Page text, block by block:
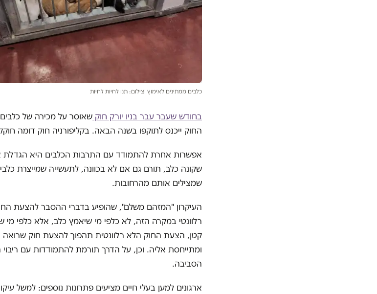
כלבים ממתינים לאימוץ |צילום: תנו לחיות לחיות
בחודש שעבר עבר בניו יורק חוק שאוסר על מכירה של
החוק ייכנס לתוקפו בשנה הבאה. בקליפורניה חוק דומה חוקק
אפשרות אחרת להתמודד עם התרבות הכלבים היא הגדלת
שקונה כלב, תורם גם אם לא בכוונה, לתעשייה שמייצרת
שמצילים אותם מהרחובות.
העיקרון "המזהם משלם", שהופיע בדברי ההסבר להצעת
רלוונטי במקרה הזה, לא כלפי מי שיאמץ כלב, אלא כלפי מי
קטן, הצעת החוק הלא רלוונטית תהפוך להצעת חוק
ומתייחסת אליה. וכן, על הדרך תורמת להתמודדות עם ריבוי
הסביבה.
ארגונים למען בעלי חיים מציעים פתרונות נוספים: למשל